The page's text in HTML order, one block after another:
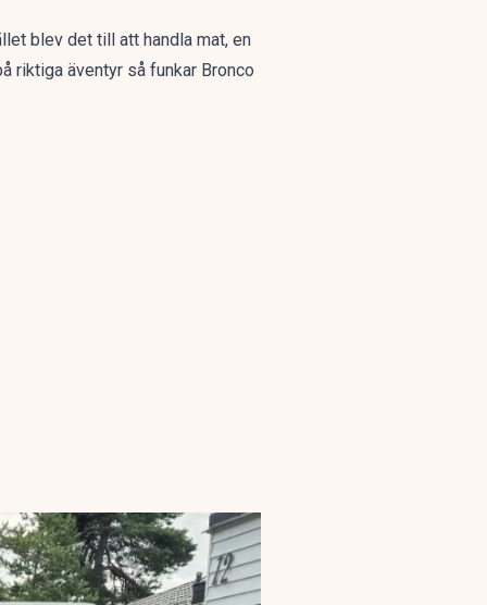
blev det till att handla mat, en
riktiga äventyr så funkar Bronco